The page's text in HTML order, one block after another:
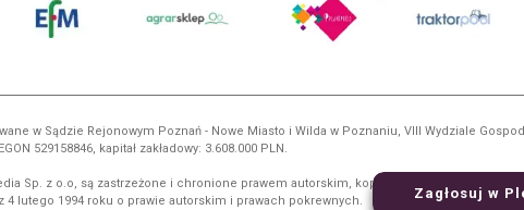
Zagłosuj w
w Sądzie Rejonowym Poznań - Nowe Miasto i Wilda w Poznaniu, VIII Wydziale
529158846, kapitał zakładowy: 3.608.000 PLN.
Sp. z o.o, są zastrzeżone i chronione prawem autorskim, kopiowanie i dalsze
4 lutego 1994 roku o prawie autorskim i prawach pokrewnych.